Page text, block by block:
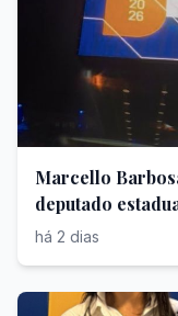
Marcello
deputado
há 2 dias